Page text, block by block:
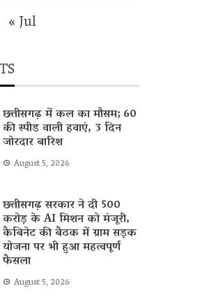
« Jul
छत्तीसगढ़ में कल का मौसम; 60
की स्पीड वाली हवाएं, 3 दिन
जोरदार बारिश
August 5, 2026
छत्तीसगढ़ सरकार ने दी 500
करोड़ के AI मिशन को मंजूरी,
कैबिनेट की बैठक में ग्राम सड़क
योजना पर भी हुआ महत्वपूर्ण
फैसला
August 5, 2026